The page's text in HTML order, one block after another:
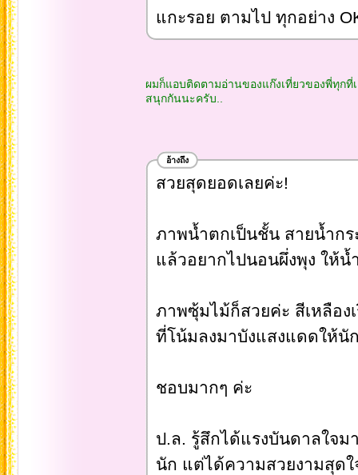
แกะรอย ตามไป ทุกอย่าง
ผมก็แอบติดตามอ่านของแก๊งเที่ยวของพี่ทุกที่
สนุกกันนะครับ..
อ้างถึง
สวยสุดยอดเลยค่ะ!
ภาพน้ำตกเป็นชั้น สายน้ำกร
แล้วอยากไปนอนผึ่งพุง ให้
ภาพซุ้มไม้ก็สวยค่ะ สีเหลือง
ที่โน้มลงมาบังแสงแดดให้นัก
ชอบมากๆ ค่ะ
ป.ล. รู้สึกได้แรงบันดาลใจม
นัก แต่ได้ความสวยงามสุดใ